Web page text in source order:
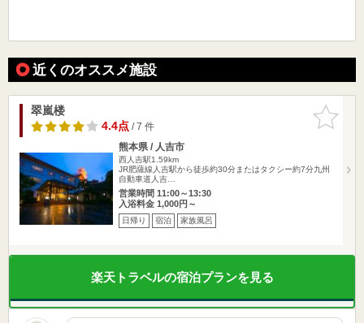
近くのオススメ施設
お気に入
りに追加
翠嵐楼
4.4点/ 7 件
熊本県 / 人吉市
西人吉駅1.59km
JR肥薩線人吉駅から徒歩約30分またはタクシー約7分九州
自動車道人吉…
営業時間 11:00～13:30
入浴料金 1,000円～
日帰り 宿泊 家族風呂
楽天トラベルの宿泊プランを見る